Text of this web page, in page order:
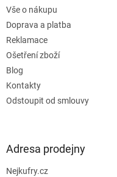
Vše o nákupu
Doprava a platba
Reklamace
Ošetření zboží
Blog
Kontakty
Odstoupit od smlouvy
Adresa prodejny
Nejkufry.cz